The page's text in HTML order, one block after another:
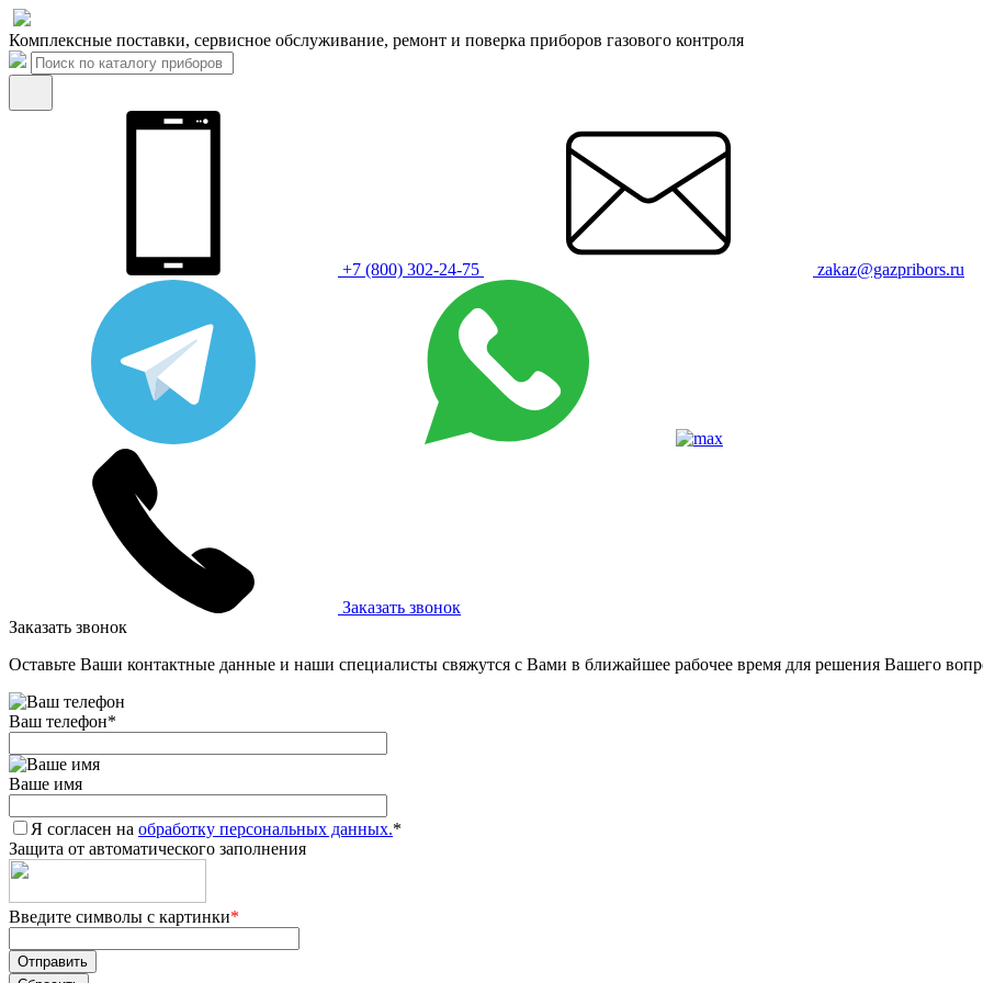
Комплексные поставки, сервисное обслуживание, ремонт и поверка приборов газового контроля
+7 (800) 302-24-75 zakaz@gazpribors.ru
Заказать звонок
Заказать звонок
Оставьте Ваши контактные данные и наши специалисты свяжутся с Вами в ближайшее рабочее время для решения Вашего
Ваш телефон*
Ваше имя
Я согласен на обработку персональных данных.*
Защита от автоматического заполнения
Введите символы с картинки*